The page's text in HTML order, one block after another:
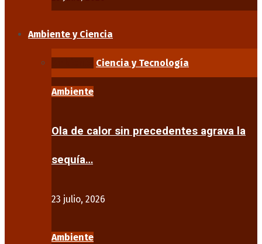
Ambiente y Ciencia
Ciencia y Tecnología
Ambiente
Ola de calor sin precedentes agrava la
sequía…
23 julio, 2026
Ambiente